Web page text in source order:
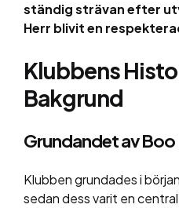
ständig strävan efter
Herr blivit en
Klubbens
Bakgrund
Grundandet av Boo
Klubben grundades i
sedan dess varit en